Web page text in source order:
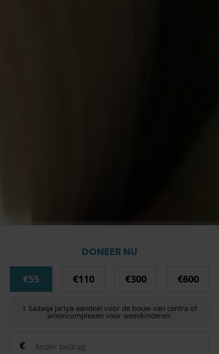
DONEER NU
€55 €110 €300 €600
1 Sadaqa Jariya-aandeel voor de bouw van centra of
wooncomplexen voor weeskinderen.